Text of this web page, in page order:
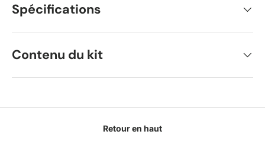
Spécifications
Contenu du kit
Retour en haut